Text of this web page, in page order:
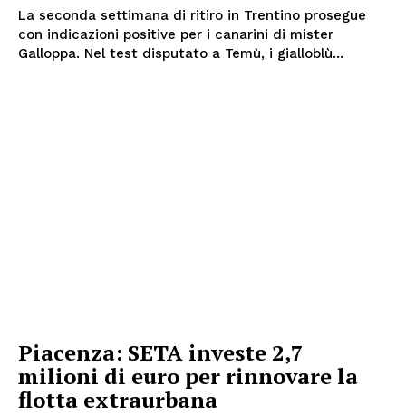
CONTENUTI
ECONOMIA
La seconda settimana di ritiro in Trentino prosegue
con indicazioni positive per i canarini di mister
Galloppa. Nel test disputato a Temù, i gialloblù...
Piacenza: SETA investe 2,7
milioni di euro per rinnovare la
flotta extraurbana